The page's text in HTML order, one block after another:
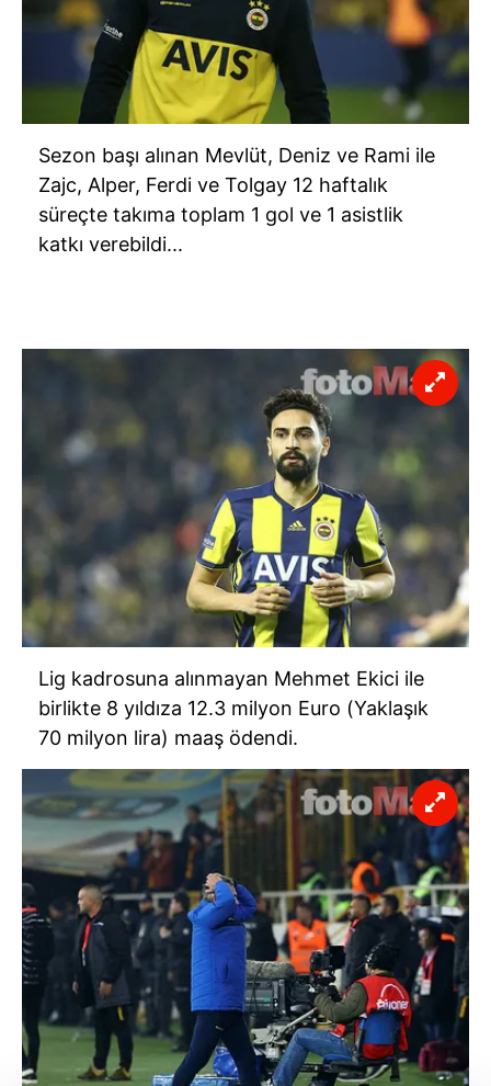
Sezon başı alınan Mevlüt, Deniz ve Rami ile
Zajc, Alper, Ferdi ve Tolgay 12 haftalık
süreçte takıma toplam 1 gol ve 1 asistlik
katkı verebildi...
Lig kadrosuna alınmayan Mehmet Ekici ile
birlikte 8 yıldıza 12.3 milyon Euro (Yaklaşık
70 milyon lira) maaş ödendi.